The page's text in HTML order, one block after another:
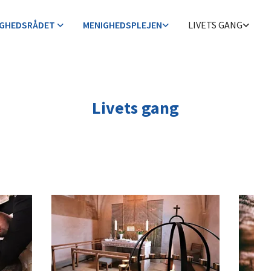
MENIGHEDSPLEJEN LIVETS GANG
Livets gang